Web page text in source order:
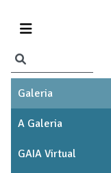
Galeria
A Galeria
GAIA Virtual